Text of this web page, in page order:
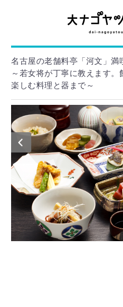
名古屋の老舗料亭「河文」満
～若女将が丁寧に教えます
楽しむ料理と器まで～